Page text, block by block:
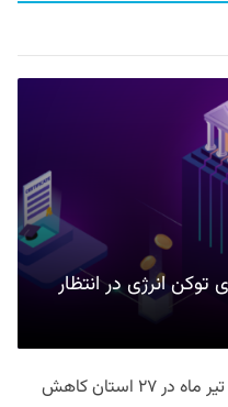
انرژی در انتظار
گزارش شاپرک: تعداد تراکنش‌های تیر ماه در ۲۷ استان‌ کاهش